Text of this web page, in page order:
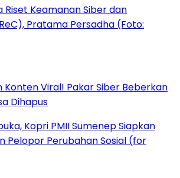
Viral! Pakar Siber Beberkan
Dihapus